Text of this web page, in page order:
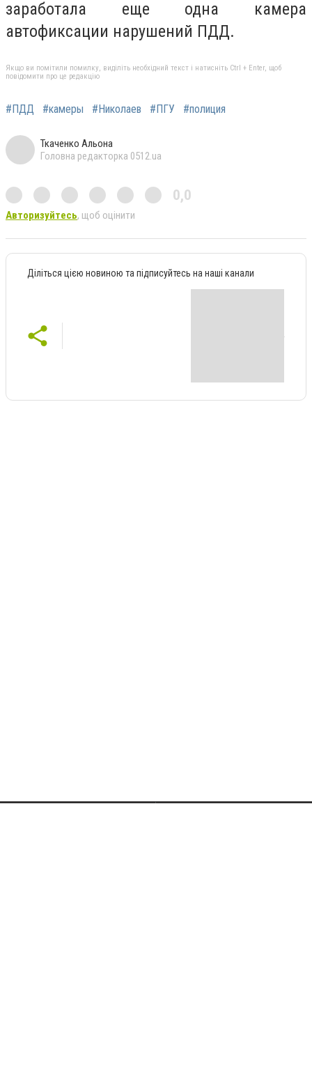
заработала еще одна камера
автофиксации нарушений ПДД.
Якщо ви помітили помилку, виділіть необхідний текст і натисніть Ctrl + Enter, щоб
повідомити про це редакцію
#ПДД #камеры #Николаев #ПГУ #полиция
Ткаченко Альона
Головна редакторка 0512.ua
0,0
Авторизуйтесь, щоб оцінити
Діліться цією новиною та підписуйтесь на наші канали